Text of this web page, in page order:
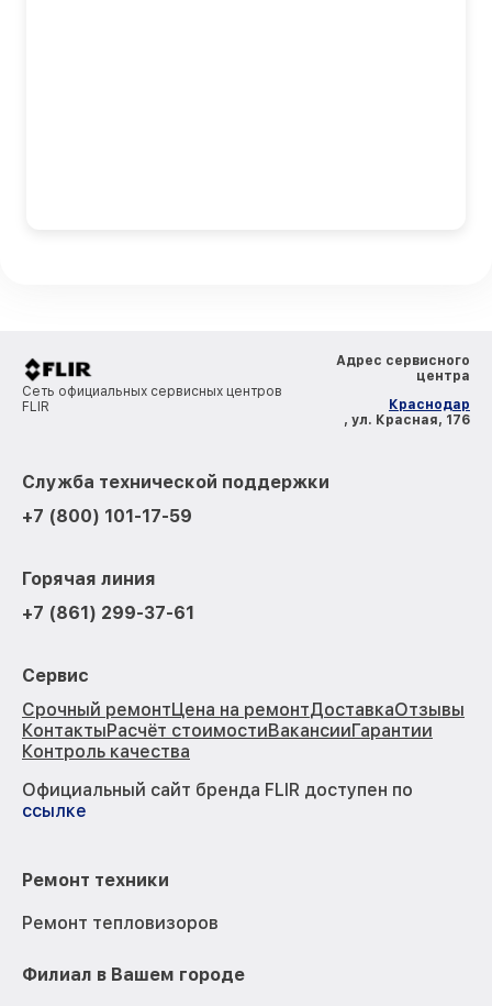
Сеть официальных сервисных центров
FLIR
Адрес сервисного
центра
Краснодар
, ул. Красная, 176
Служба технической поддержки
+7 (800) 101-17-59
Горячая линия
+7 (861) 299-37-61
Сервис
Срочный ремонтЦена на ремонтДоставкаОтзывы
КонтактыРасчёт стоимостиВакансииГарантии
Контроль качества
Официальный сайт бренда FLIR доступен по
ссылке
Ремонт техники
Ремонт тепловизоров
Филиал в Вашем городе